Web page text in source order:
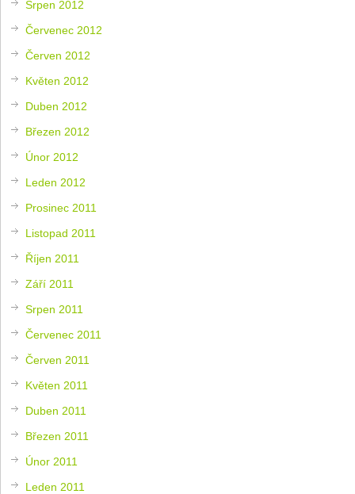
Srpen 2012
Červenec 2012
Červen 2012
Květen 2012
Duben 2012
Březen 2012
Únor 2012
Leden 2012
Prosinec 2011
Listopad 2011
Říjen 2011
Září 2011
Srpen 2011
Červenec 2011
Červen 2011
Květen 2011
Duben 2011
Březen 2011
Únor 2011
Leden 2011